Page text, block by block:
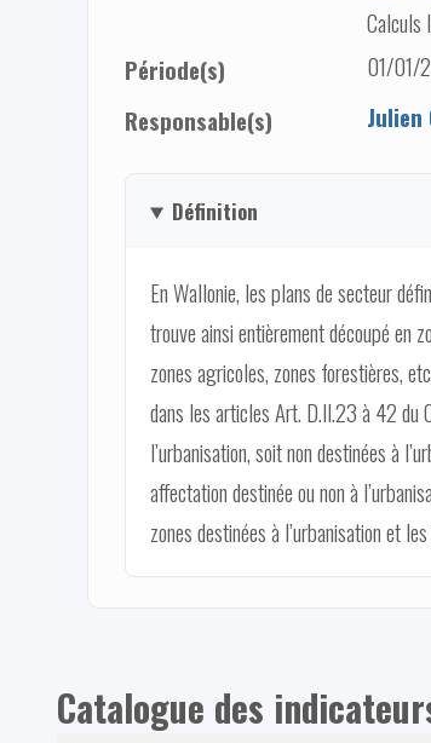
Calculs
Période(s)
01/01/
Responsable(s)
Définition
En Wallonie, les plans de secteur
trouve ainsi entièrement découpé en
zones agricoles, zones forestières,
dans les articles Art. D.II.23 à 42 du
l’urbanisation, soit non destinées à
affectation destinée ou non à
zones destinées à l’urbanisation et
Catalogue des